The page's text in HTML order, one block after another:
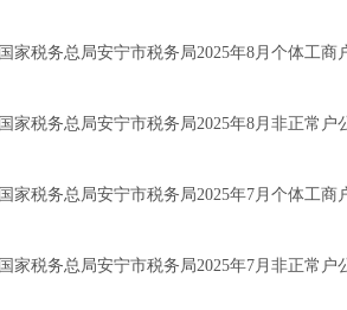
国家税务总局安宁市税务局2025年8月个体工商
国家税务总局安宁市税务局2025年8月非正常户
国家税务总局安宁市税务局2025年7月个体工商
国家税务总局安宁市税务局2025年7月非正常户